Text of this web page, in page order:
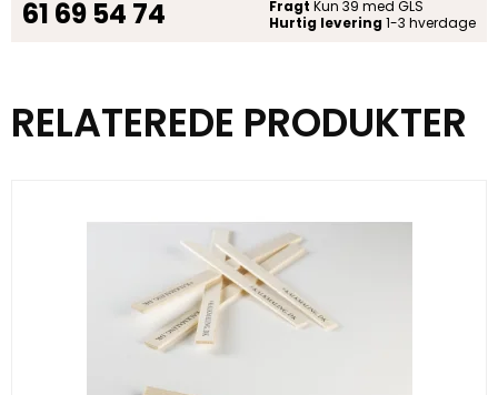
61 69 54 74
Fragt Kun 39 med GLS
Hurtig levering 1-3 hverdage
RELATEREDE PRODUKTER